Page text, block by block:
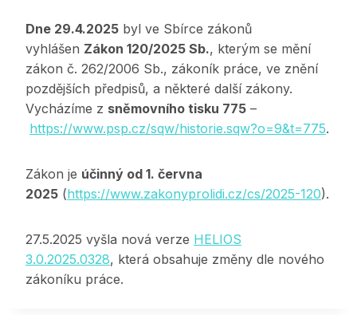
Dne 29.4.2025 byl ve Sbírce zákonů
vyhlášen Zákon 120/2025 Sb., kterým se mění
zákon č. 262/2006 Sb., zákoník práce, ve znění
pozdějších předpisů, a některé další zákony.
Vycházíme z sněmovního tisku 775 –
https://www.psp.cz/sqw/historie.sqw?o=9&t=775.
Zákon je účinný od 1. června
2025 (https://www.zakonyprolidi.cz/cs/2025-120).
27.5.2025 vyšla nová verze HELIOS
3.0.2025.0328, která obsahuje změny dle nového
zákoníku práce.